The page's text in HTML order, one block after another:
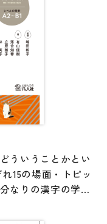
ういうことかとい
15の場面・トピッ
なりの漢字の学び
るのも特長です。
状況で、必要な情